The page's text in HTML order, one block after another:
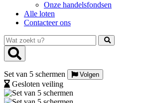
Onze handelsfondsen
Alle loten
Contacteer ons
Wat
zoekt
u?
Set van 5 schermen Volgen
Gesloten veiling